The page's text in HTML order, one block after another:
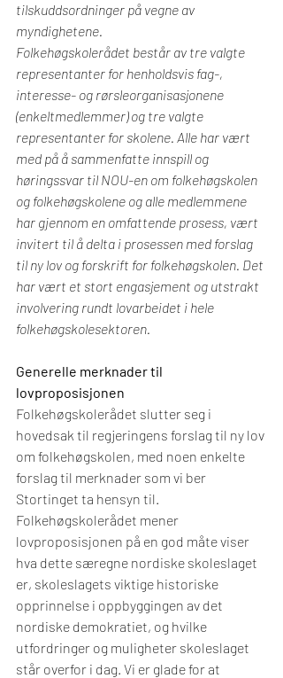
tilskuddsordninger på vegne av
myndighetene.
Folkehøgskolerådet består av tre valgte
representanter for henholdsvis fag-,
interesse- og rørsleorganisasjonene
(enkeltmedlemmer) og tre valgte
representanter for skolene. Alle har vært
med på å sammenfatte innspill og
høringssvar til NOU-en om folkehøgskolen
og folkehøgskolene og alle medlemmene
har gjennom en omfattende prosess, vært
invitert til å delta i prosessen med forslag
til ny lov og forskrift for folkehøgskolen. Det
har vært et stort engasjement og utstrakt
involvering rundt lovarbeidet i hele
folkehøgskolesektoren.
Generelle merknader til
lovproposisjonen
Folkehøgskolerådet slutter seg i
hovedsak til regjeringens forslag til ny lov
om folkehøgskolen, med noen enkelte
forslag til merknader som vi ber
Stortinget ta hensyn til.
Folkehøgskolerådet mener
lovproposisjonen på en god måte viser
hva dette særegne nordiske skoleslaget
er, skoleslagets viktige historiske
opprinnelse i oppbyggingen av det
nordiske demokratiet, og hvilke
utfordringer og muligheter skoleslaget
står overfor i dag. Vi er glade for at